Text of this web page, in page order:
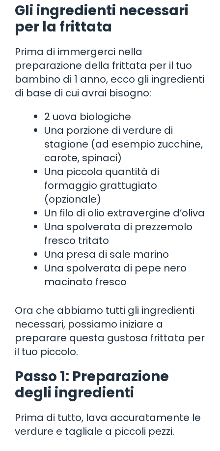
Gli ingredienti necessari
per la frittata
Prima di immergerci nella
preparazione della frittata per il tuo
bambino di 1 anno, ecco gli ingredienti
di base di cui avrai bisogno:
2 uova biologiche
Una porzione di verdure di
stagione (ad esempio zucchine,
carote, spinaci)
Una piccola quantità di
formaggio grattugiato
(opzionale)
Un filo di olio extravergine d’oliva
Una spolverata di prezzemolo
fresco tritato
Una presa di sale marino
Una spolverata di pepe nero
macinato fresco
Ora che abbiamo tutti gli ingredienti
necessari, possiamo iniziare a
preparare questa gustosa frittata per
il tuo piccolo.
Passo 1: Preparazione
degli ingredienti
Prima di tutto, lava accuratamente le
verdure e tagliale a piccoli pezzi.